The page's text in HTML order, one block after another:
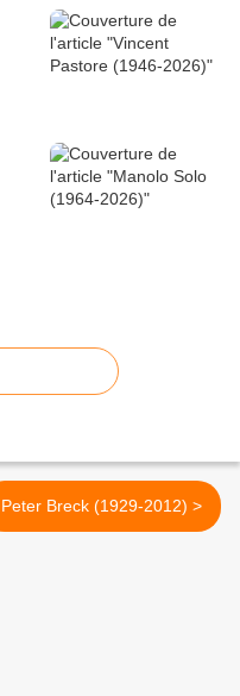
Peter Breck (1929-2012) >